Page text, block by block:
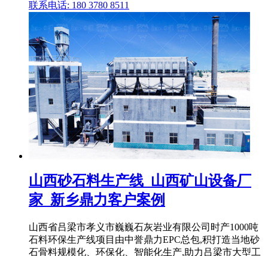
联系电话: 180 3780 8511
山西砂石料生产线_山西矿山设备厂
家_新乡鼎力客户案例
山西省吕梁市孝义市巍巍石灰岩业有限公司时产1000吨
石料环保生产线项目由中誉鼎力EPC总包,积打造当地砂
石骨料规模化、环保化、智能化生产,助力吕梁市大型工